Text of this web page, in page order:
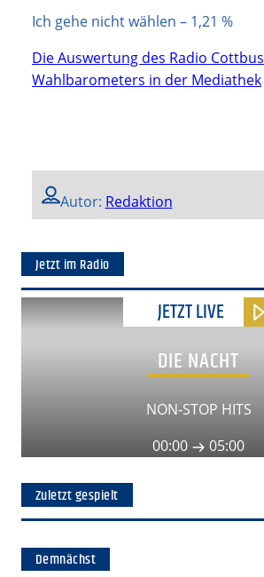
Ich gehe nicht wählen – 1,21 %
Die Auswertung des Radio Cottbus
Wahlbarometers in der Mediathek
Autor: Redaktion
Jetzt im Radio
JETZT LIVE
DIE NACHT
NON-STOP HITS
00:00
05:00
Zuletzt gespielt
Demnächst